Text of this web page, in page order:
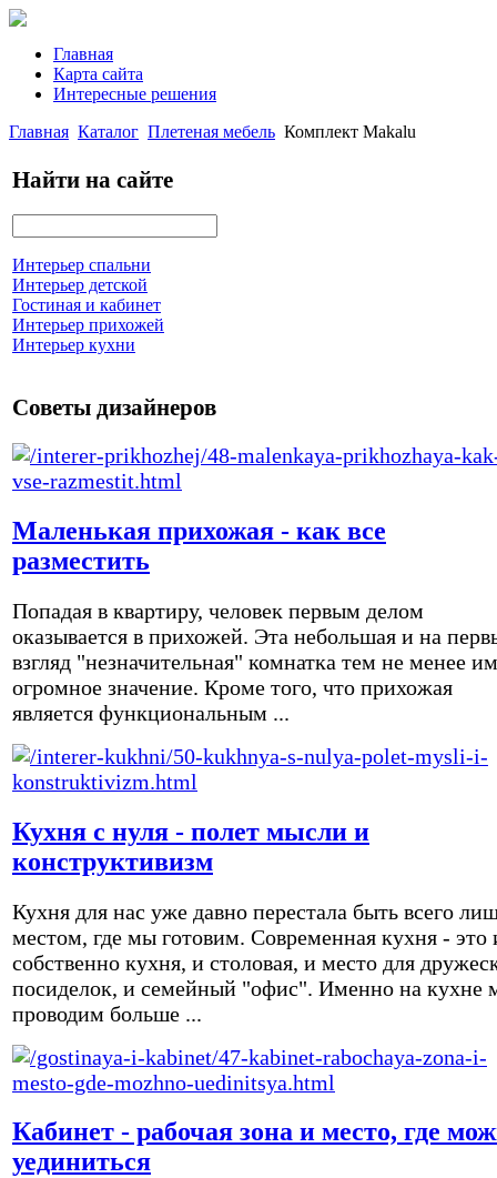
Главная
Карта сайта
Интересные решения
Главная Каталог Плетеная мебель Комплект Makalu
Найти на сайте
Интерьер спальни
Интерьер детской
Гостиная и кабинет
Интерьер прихожей
Интерьер кухни
Советы дизайнеров
Маленькая прихожая - как все
разместить
Попадая в квартиру, человек первым делом
оказывается в прихожей. Эта небольшая и на
взгляд "незначительная" комнатка тем не менее
огромное значение. Кроме того, что прихожая
является функциональным ...
Кухня с нуля - полет мысли и
конструктивизм
Кухня для нас уже давно перестала быть всего
местом, где мы готовим. Современная кухня - это
собственно кухня, и столовая, и место для
посиделок, и семейный "офис". Именно на кухне
проводим больше ...
Кабинет - рабочая зона и место, где
уединиться